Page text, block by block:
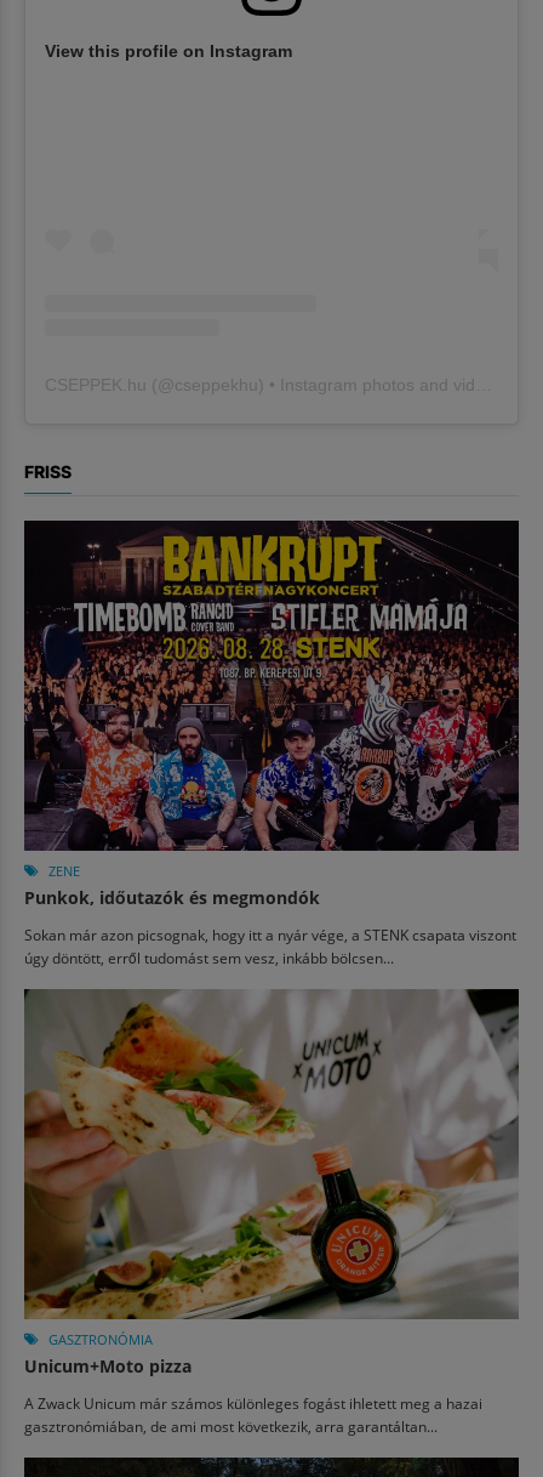
View this profile on Instagram
CSEPPEK.hu (@cseppekhu ) • Instagram photos and videos
FRISS
ZENE
Punkok, időutazók és megmondók
Sokan már azon picsognak, hogy itt a nyár vége, a STENK csapata viszont
úgy döntött, erről tudomást sem vesz, inkább bölcsen...
GASZTRONÓMIA
Unicum+Moto pizza
A Zwack Unicum már számos különleges fogást ihletett meg a hazai
gasztronómiában, de ami most következik, arra garantáltan...